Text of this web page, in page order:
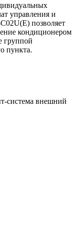
управления и
позволяет
кондиционером
группой
пункта.
система внешний